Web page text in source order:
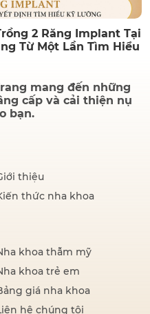
2 Răng Implant Tại
Từ Một Lần Tìm Hiểu
mang đến những
cấp và cải thiện nụ
bạn.
thiệu
thức nha khoa
khoa thẫm mỹ
khoa trẻ em
giá nha khoa
hệ chúng tôi